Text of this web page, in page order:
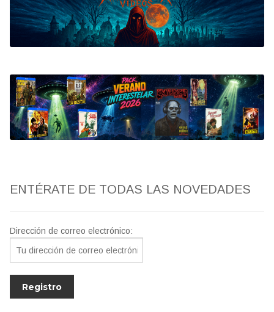
Bluray
Clasificada S
artwork
fantaterror
Jesús Franco
ENTÉRATE DE TODAS LAS NOVEDADES
Dirección de correo electrónico: